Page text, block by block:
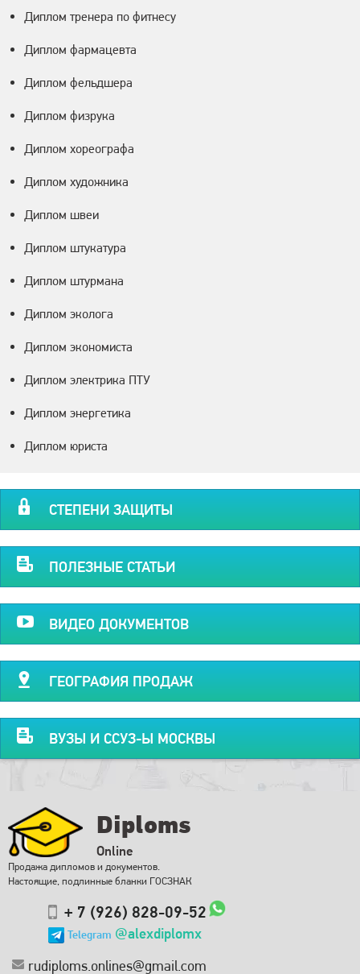
Диплом тренера по фитнесу
Диплом фармацевта
Диплом фельдшера
Диплом физрука
Диплом хореографа
Диплом художника
Диплом швеи
Диплом штукатура
Диплом штурмана
Диплом эколога
Диплом экономиста
Диплом электрика ПТУ
Диплом энергетика
Диплом юриста
СТЕПЕНИ ЗАЩИТЫ
ПОЛЕЗНЫЕ СТАТЬИ
ВИДЕО ДОКУМЕНТОВ
ГЕОГРАФИЯ ПРОДАЖ
ВУЗЫ И ССУЗ-Ы МОСКВЫ
Diploms
Online
Продажа дипломов и документов.
Настоящие, подлинные бланки ГОСЗНАК
+ 7 (926) 828-09-52
Telegram @alexdiplomx
rudiploms.onlines@gmail.com